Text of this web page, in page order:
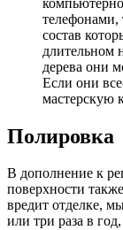
телефонами,
состав
длительном
дерева они
Если они
мастерскую
Полировка
В дополнение к
поверхности
вредит отделке,
или три раза в